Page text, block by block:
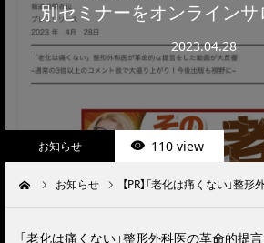
別セミナーをオンラインサ
2023.04.28
お知らせ 110 view
お知らせ 【PR】「老化は痛くない」整
「老化は痛くない」整形外科医の革命的提
肩の診察・相談の流れ
お知らせ
BLOG
お問い合わせ